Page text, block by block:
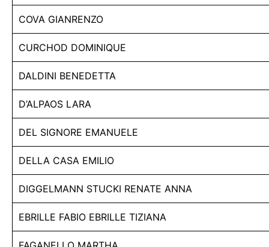
COVA GIANRENZO
CURCHOD DOMINIQUE
DALDINI BENEDETTA
D’ALPAOS LARA
DEL SIGNORE EMANUELE
DELLA CASA EMILIO
DIGGELMANN STUCKI RENATE ANNA
EBRILLE FABIO EBRILLE TIZIANA